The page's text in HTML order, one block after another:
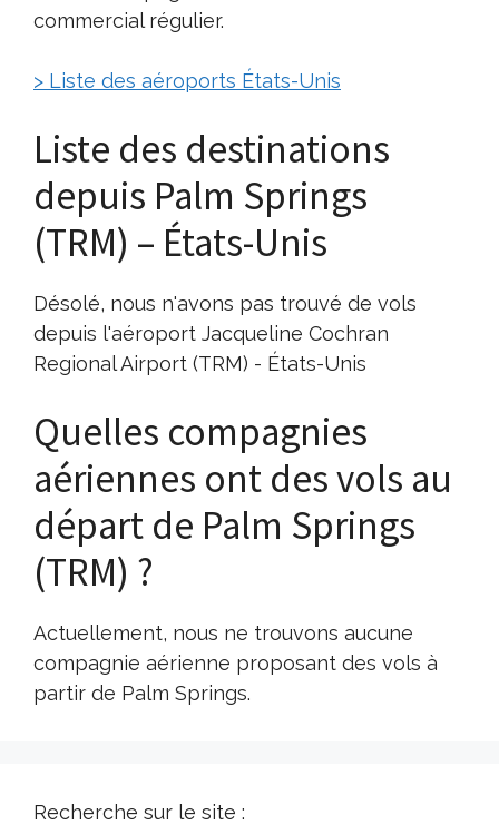
commercial régulier.
> Liste des aéroports États-Unis
Liste des destinations
depuis Palm Springs
(TRM) – États-Unis
Désolé, nous n'avons pas trouvé de vols
depuis l'aéroport Jacqueline Cochran
Regional Airport (TRM) - États-Unis
Quelles compagnies
aériennes ont des vols au
départ de Palm Springs
(TRM) ?
Actuellement, nous ne trouvons aucune
compagnie aérienne proposant des vols à
partir de Palm Springs.
Recherche sur le site :